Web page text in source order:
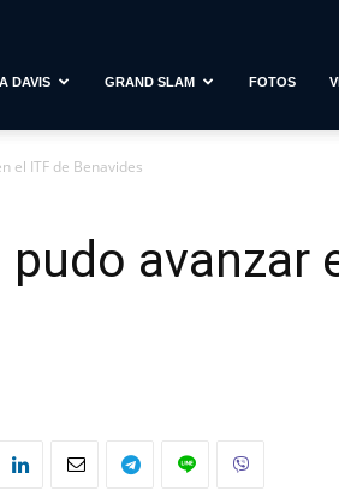
DAVIS GRAND SLAM FOTOS
el ITF de Benavides
avanzar